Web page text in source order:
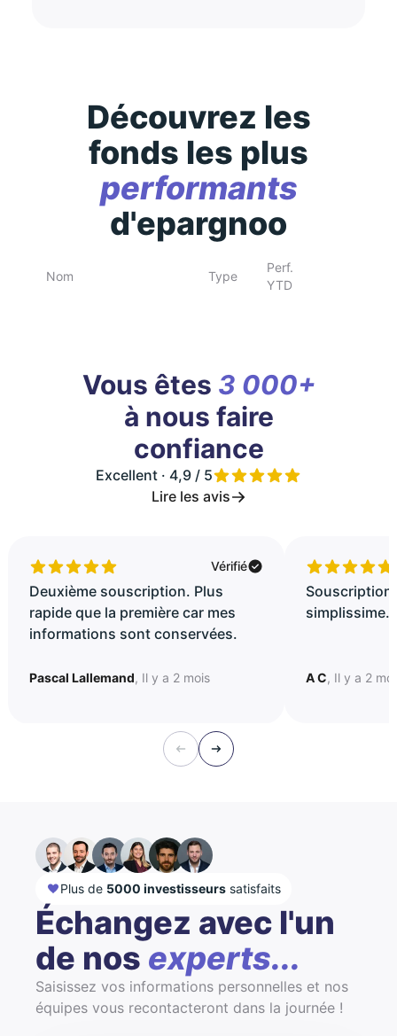
Découvrez les
fonds les plus
performants
d'epargnoo
Nom Type
Perf.
YTD
Vous êtes 3 000+
à nous faire
confiance
Excellent · 4,9 / 5
Lire les avis
Vérifié
Deuxième souscription. Plus
rapide que la première car mes
informations sont conservées.
Pascal Lallemand, Il y a 2 mois
Souscription
A C, Il y a 2
Plus de 5000 investisseurs satisfaits
Échangez avec l'un
de nos experts...
Saisissez vos informations personnelles et nos
équipes vous recontacteront dans la journée !